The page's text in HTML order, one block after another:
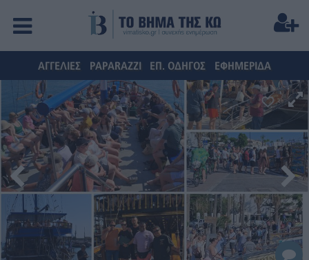
ΑΓΓΕΛΙΕΣ PAPARAZZI ΕΠ. ΟΔΗΓΟΣ ΕΦΗΜΕΡΙΔΑ